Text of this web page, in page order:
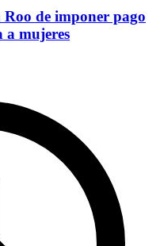
de imponer pago
a mujeres